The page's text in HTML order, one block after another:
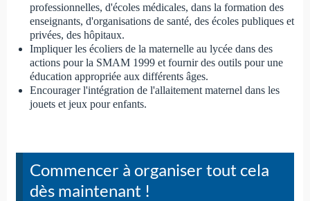
professionnelles, d'écoles médicales, dans la formation des
enseignants, d'organisations de santé, des écoles publiques et
privées, des hôpitaux.
Impliquer les écoliers de la maternelle au lycée dans des
actions pour la SMAM 1999 et fournir des outils pour une
éducation appropriée aux différents âges.
Encourager l'intégration de l'allaitement maternel dans les
jouets et jeux pour enfants.
Commencer à organiser tout cela
dès maintenant !